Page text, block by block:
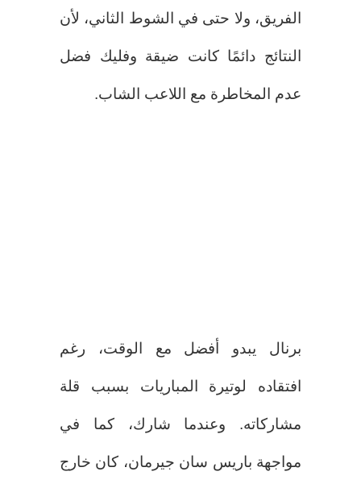
الفريق، ولا حتى في الشوط الثاني، لأن
النتائج دائمًا كانت ضيقة وفليك فضل
عدم المخاطرة مع اللاعب الشاب.
برنال يبدو أفضل مع الوقت، رغم
افتقاده لوتيرة المباريات بسبب قلة
مشاركاته. وعندما شارك، كما في
مواجهة باريس سان جيرمان، كان خارج